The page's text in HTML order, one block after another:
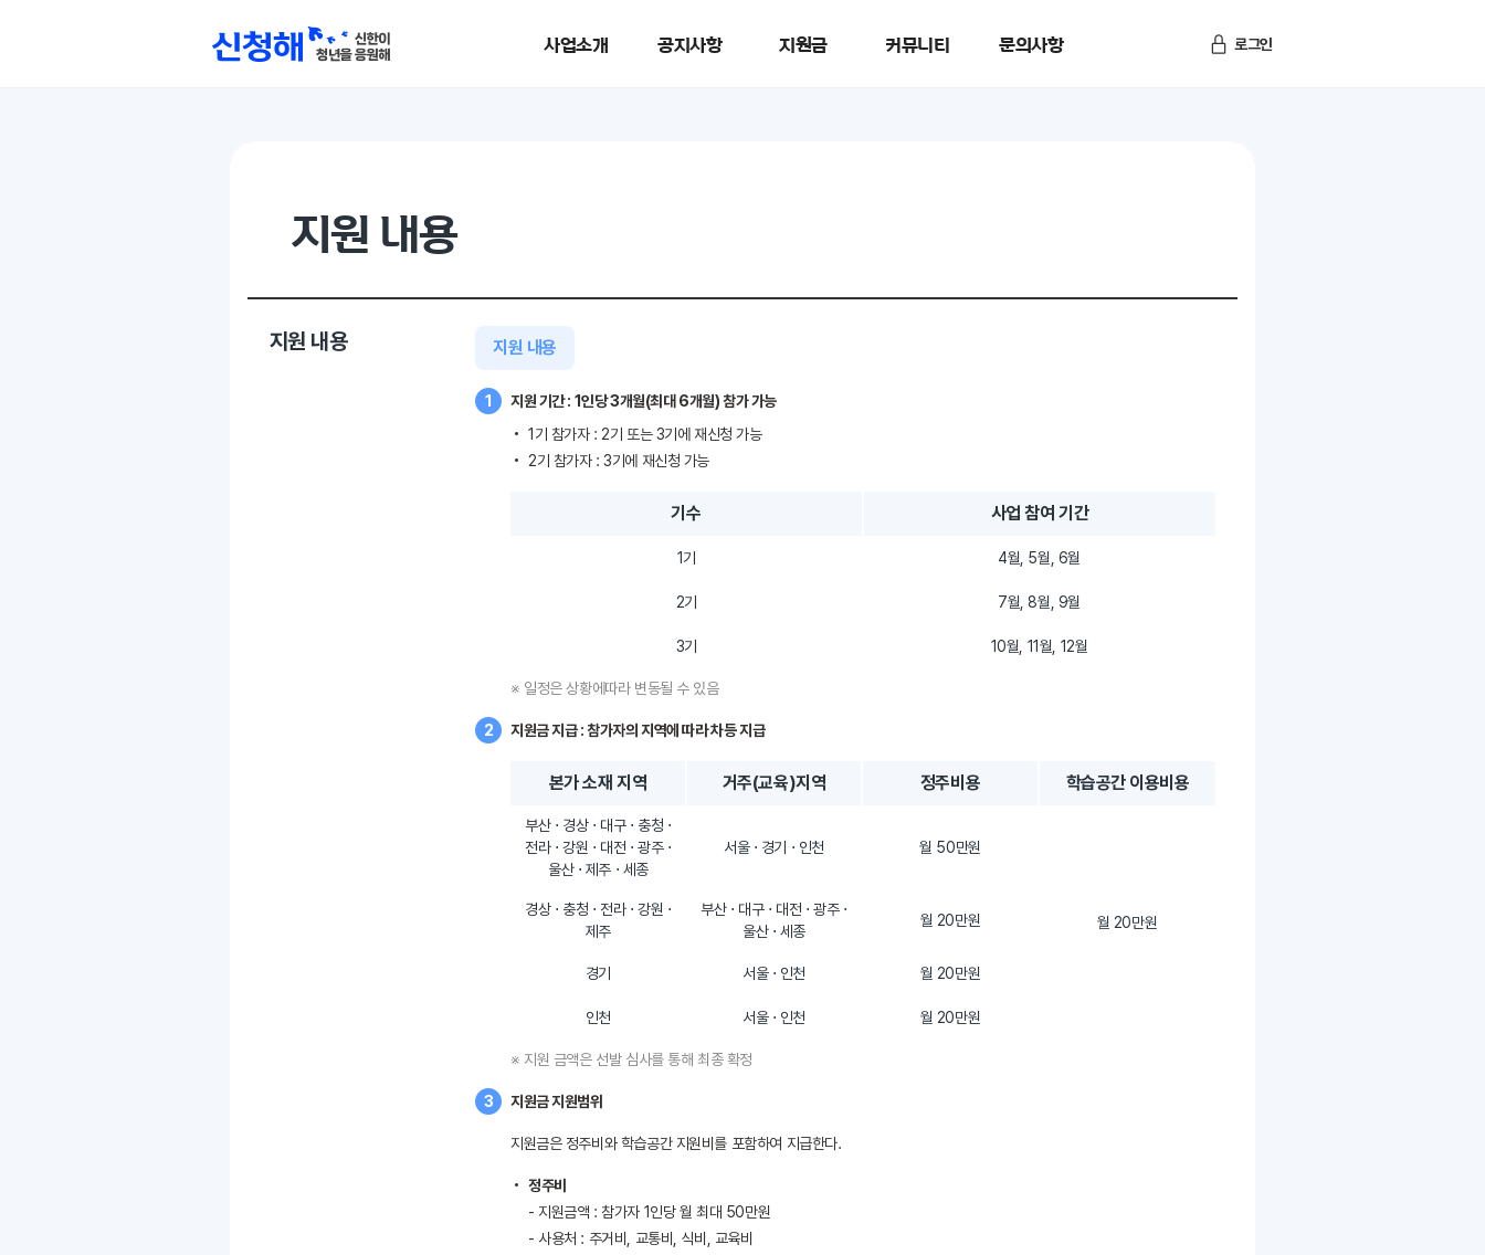
신청해(신한이 청년을 응원해)
사업소개 공지사항 지원금 커뮤니티 문의사항 로그인
지원 내용
지원 내용 지원 내용
지원 기간 : 1인당 3개월(최대 6개월) 참가 가능
1기 참가자 : 2기 또는 3기에 재신청 가능
2기 참가자 : 3기에 재신청 가능
기수 사업 참여 기간
1기 4월, 5월, 6월
2기 7월, 8월, 9월
3기 10월, 11월, 12월
※ 일정은 상황에따라 변동될 수 있음
지원금 지급 : 참가자의 지역에 따라 차등 지급
본가 소재 지역 거주(교육)지역 정주비용 학습공간 이용비용
부산 ⋅ 경상 ⋅ 대구 ⋅ 충청 ⋅
전라 ⋅ 강원 ⋅ 대전 ⋅ 광주 ⋅
울산 ⋅ 제주 ⋅ 세종
서울 ⋅ 경기 ⋅ 인천 월 50만원
월 20만원
경상 ⋅ 충청 ⋅ 전라 ⋅ 강원 ⋅
제주
부산 ⋅ 대구 ⋅ 대전 ⋅ 광주 ⋅
울산 ⋅ 세종
월 20만원
경기 서울 ⋅ 인천 월 20만원
인천 서울 ⋅ 인천 월 20만원
※ 지원 금액은 선발 심사를 통해 최종 확정
지원금 지원범위
지원금은 정주비와 학습공간 지원비를 포함하여 지급한다.
정주비
- 지원금액 : 참가자 1인당 월 최대 50만원
- 사용처 : 주거비, 교통비, 식비, 교육비